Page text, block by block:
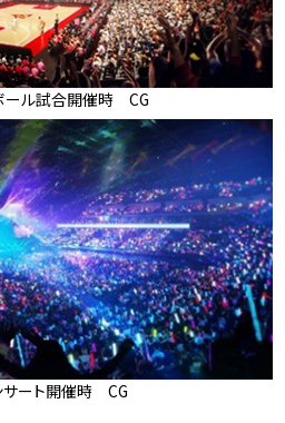
ール試合開催時 CG
サート開催時 CG